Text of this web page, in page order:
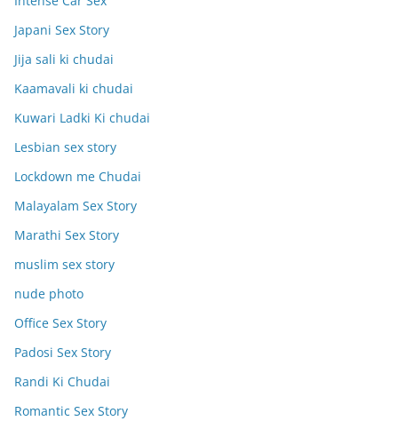
Japani Sex Story
Jija sali ki chudai
Kaamavali ki chudai
Kuwari Ladki Ki chudai
Lesbian sex story
Lockdown me Chudai
Malayalam Sex Story
Marathi Sex Story
muslim sex story
nude photo
Office Sex Story
Padosi Sex Story
Randi Ki Chudai
Romantic Sex Story